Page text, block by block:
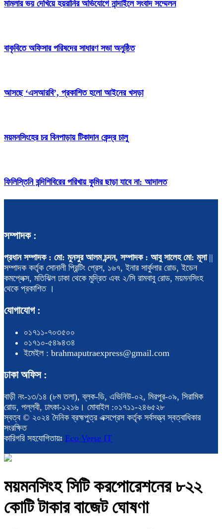
মামলার ভয় দেখিয়ে হয়রানির অভিযোগে নান্দাইলে সংবাদ সম্মেলন
বাকৃবিতে অফিসার পরিষদের সাধারণ সভা অনুষ্ঠিত
আসছে ‘এসআরবি’, প্রকাশিত হলো আইনের খসড়া
ময়মনসিংহের চর বিনপাড়ায় টিকাদান কেন্দ্র চালু
ফিলিস্তিনি বন্দিশিবিরের পরিখায় কুমির ছাড়া যাবে না: আদালত
সম্পাদক :
প্রধান সম্পাদক : মো: মুনসুর আলম চন্দন, সম্পাদক : আবু সালেহ মো: মূসা||
সম্পাদক কর্তৃক সোনালী প্রিন্টিং প্রেস, ১৬৭, ইনার সার্কুলার রোড, ইডেন
কমপ্লেক্স, মতিঝিল ঢাকা থেকে মুদ্রিত এবং ২/সি রামবাবু রোড, ময়মনসিংহ
থেকে প্রকাশিত ।
যোগাযোগ :
০১৭১১-৭০৩৫০০
০১৭১০-৫৪৯৪৩৪
ইমেইল : brahmaputraexpress@gmail.com
ঢাকা অফিস :
বাড়ী নং-১৩/১৪ (৮ম তলা), ব্লক-ডি, এভিনিউ-০২, মিরপুর-০৯, সিরামিক
রোড, পল্লবী, ঢাৎকা-১২১৬। মোবাইল :০১৭১১-২৪৬৫২৮
স্বত্ব © ২০২৪ দৈনিক ব্রহ্মপুত্র এক্সপ্রেস কর্তৃক সর্বসত্ত্ব স্বত্বাধিকার
সংরক্ষিত
কারিগরি সহযোগিতায়ঃ Eco Verse IT
ময়মনসিংহ সিটি করপোরেশনের ৮২২
কোটি টাকার বাজেট ঘোষণা